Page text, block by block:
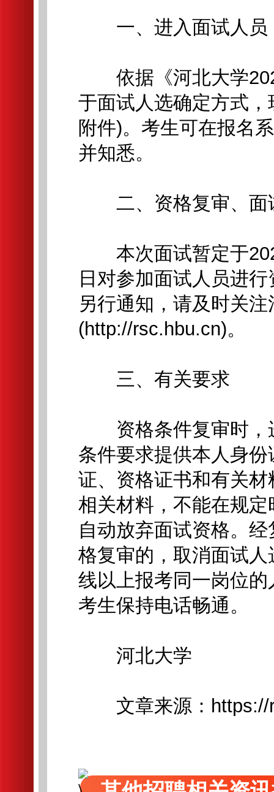
一、进入面试人员
依据《河北大学
于面试人选确定方式
附件)。考生可在报名
并知悉。
二、资格复审、面
本次面试暂定于
日对参加面试人员进
另行通知，请及时关
(http://rsc.hbu.cn)。
三、有关要求
资格条件复审时，
条件要求提供本人身
证、资格证书和有关
相关材料，不能在规
自动放弃面试资格。
格复审的，取消面试
线以上报考同一岗位
考生保持电话畅通。
河北大学
文章来源：https://